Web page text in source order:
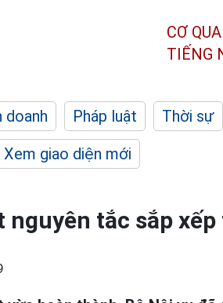
CƠ
TIẾNG
doanh Pháp luật Thời sự
Xem giao diện mới
nguyên tắc sắp